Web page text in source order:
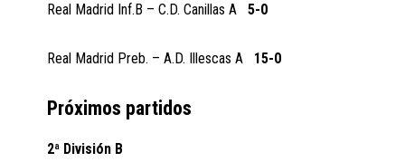
Real Madrid Inf.B – C.D. Canillas A5-0
Real Madrid Preb. – A.D. Illescas A 15-0
Próximos partidos
2ª División B